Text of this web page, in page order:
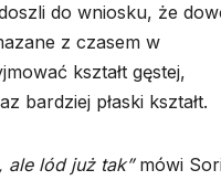
do wniosku, że
z czasem w
kształt gęstej,
bardziej płaski kształt.
ale lód już tak”mówi